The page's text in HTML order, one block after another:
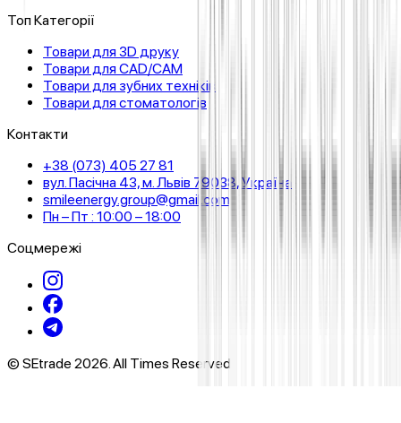
Топ Категорії
Товари для 3D друку
Товари для CAD/CAM
Товари для зубних техніків
Товари для стоматологів
Контакти
+38 (073) 405 27 81
вул. Пасічна 43, м. Львів 79038, Україна
smileenergy.group@gmail.com
Пн – Пт : 10:00 – 18:00
Соцмережі
© SEtrade 2026. All Times Reserved